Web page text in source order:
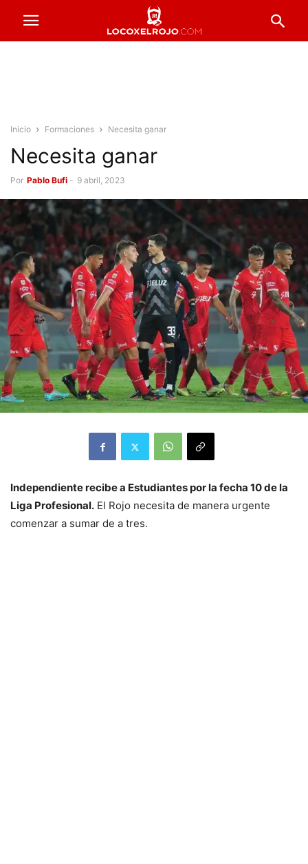
Inicio Formaciones Necesita ganar
Necesita ganar
Por Pablo Bufi - 9 abril, 2023
Independiente recibe a Estudiantes por la fecha 10 de la
Liga Profesional. El Rojo necesita de manera urgente
comenzar a sumar de a tres.